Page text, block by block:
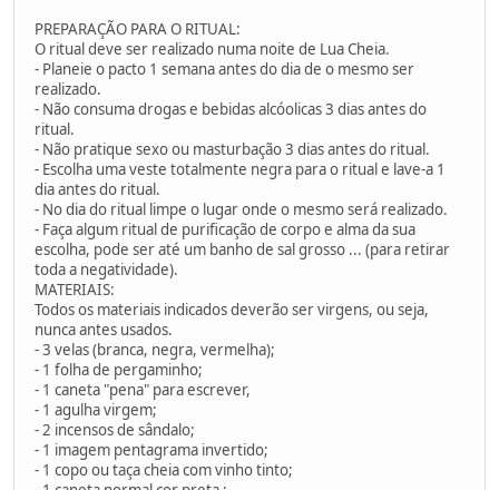
PREPARAÇÃO PARA O RITUAL:
O ritual deve ser realizado numa noite de Lua Cheia.
- Planeie o pacto 1 semana antes do dia de o mesmo ser
realizado.
- Não consuma drogas e bebidas alcóolicas 3 dias antes do
ritual.
- Não pratique sexo ou masturbação 3 dias antes do ritual.
- Escolha uma veste totalmente negra para o ritual e lave-a 1
dia antes do ritual.
- No dia do ritual limpe o lugar onde o mesmo será realizado.
- Faça algum ritual de purificação de corpo e alma da sua
escolha, pode ser até um banho de sal grosso ... (para retirar
toda a negatividade).
MATERIAIS:
Todos os materiais indicados deverão ser virgens, ou seja,
nunca antes usados.
- 3 velas (branca, negra, vermelha);
- 1 folha de pergaminho;
- 1 caneta "pena" para escrever,
- 1 agulha virgem;
- 2 incensos de sândalo;
- 1 imagem pentagrama invertido;
- 1 copo ou taça cheia com vinho tinto;